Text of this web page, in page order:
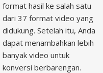
format hasil ke salah satu
dari 37 format video yang
didukung. Setelah itu, Anda
dapat menambahkan lebih
banyak video untuk
konversi berbarengan.